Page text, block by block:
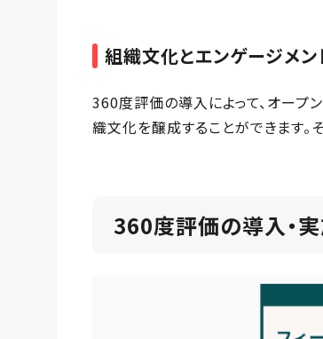
組織文化とエンゲージメ
360度評価の導入によって、オープ
織文化を醸成することができます。
360度評価の導入・